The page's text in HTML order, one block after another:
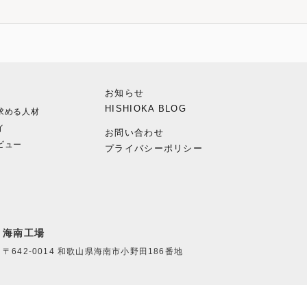
める人材
ュー
お知らせ
HISHIOKA BLOG
お問い合わせ
プライバシーポリシー
海南工場
〒642-0014 和歌山県海南市小野田186番地